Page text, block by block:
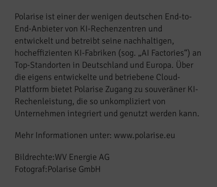
Polarise ist einer der wenigen deutschen End-to-
End-Anbieter von KI-Rechenzentren und
entwickelt und betreibt seine nachhaltigen,
hocheffizienten KI-Fabriken (sog. „AI Factories“) an
Top-Standorten in Deutschland und Europa. Über
die eigens entwickelte und betriebene Cloud-
Plattform bietet Polarise Zugang zu souveräner KI-
Rechenleistung, die so unkompliziert von
Unternehmen integriert und genutzt werden kann.
Mehr Informationen unter: www.polarise.eu
Bildrechte:WV Energie AG
Fotograf:Polarise GmbH